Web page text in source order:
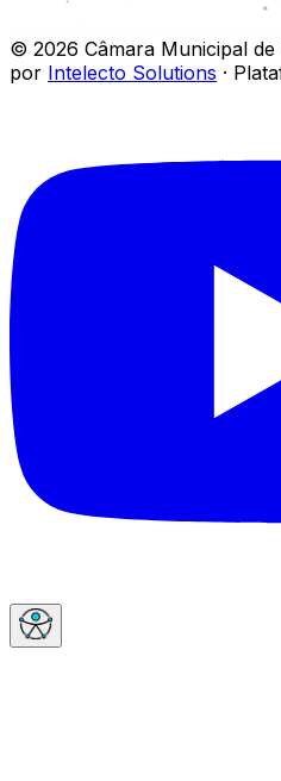
© 2026 Câmara Municipal
por Intelecto Solutions ·